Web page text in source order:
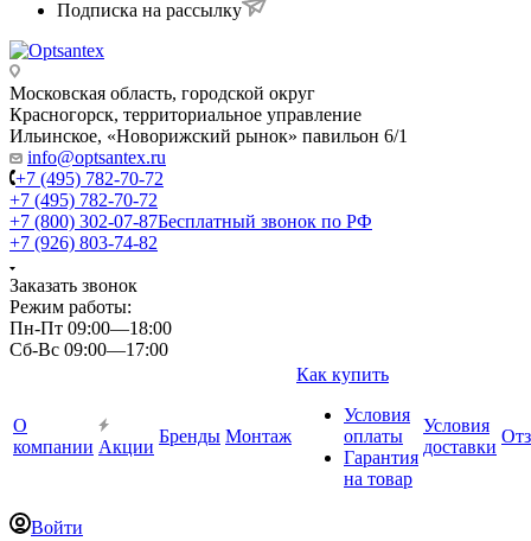
Подписка на рассылку
Московская область, городской округ
Красногорск, территориальное управление
Ильинское, «Новорижский рынок» павильон 6/1
info@optsantex.ru
+7 (495) 782-70-72
+7 (495) 782-70-72
+7 (800) 302-07-87Бесплатный звонок по РФ
+7 (926) 803-74-82
Заказать звонок
Режим работы:
Пн-Пт 09:00—18:00
Сб-Вс 09:00—17:00
О
компании Акции
Бренды Монтаж
Как купить
Условия
оплаты
Гарантия
на товар
Условия
доставки
Войти